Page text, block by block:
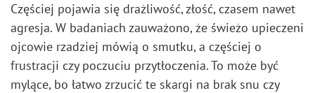
Częściej pojawia się drażliwość, złość, czasem nawet
agresja. W badaniach zauważono, że świeżo upieczeni
ojcowie rzadziej mówią o smutku, a częściej o
frustracji czy poczuciu przytłoczenia. To może być
mylące, bo łatwo zrzucić te skargi na brak snu czy